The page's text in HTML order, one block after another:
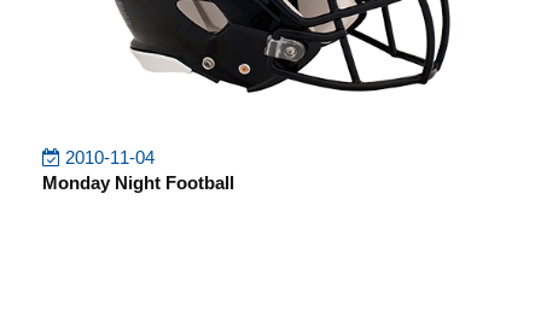
2010-11-04
Monday Night Football